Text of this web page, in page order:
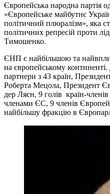
Європейська народна партія
«Європейське майбутнє
політичний плюралізм», яка
політичних репресій проти
Тимошенко.
ЄНП є найбільшою та
на європейському континенті.
партнери з 43 країн,
Роберта Мецола, Президент
дер Ляєн, 9 голів країн-
членами ЄС, 9 членів
найбільшу фракцію в